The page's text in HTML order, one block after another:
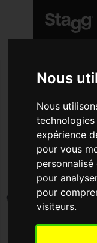
Nous
Nous
expérience
pour vous
pour
pour
visiteurs.